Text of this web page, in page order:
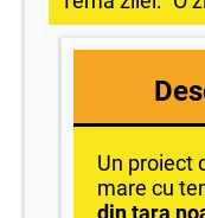
Un proiect
mare cu
din țara